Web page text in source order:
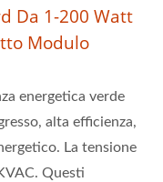
Da 1-200 Watt
Modulo
energetica verde
alta efficienza,
La tensione
Questi